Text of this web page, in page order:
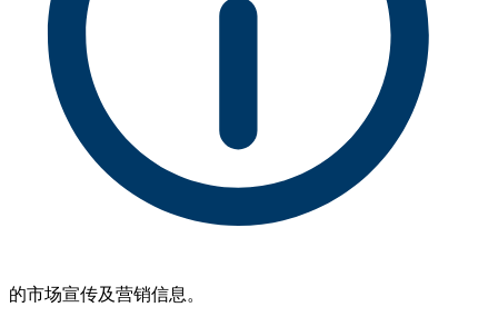
的市场宣传及营销信息。